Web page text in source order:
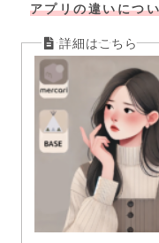
アプリの違いにつ